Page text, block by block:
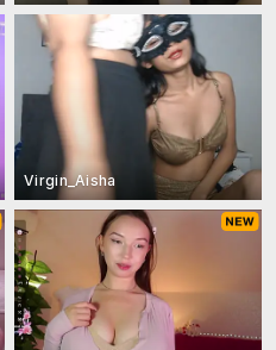
Virgin_Aisha